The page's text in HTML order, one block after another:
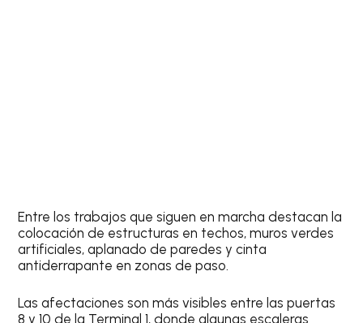
Entre los trabajos que siguen en marcha destacan la
colocación de estructuras en techos, muros verdes
artificiales, aplanado de paredes y cinta
antiderrapante en zonas de paso.
Las afectaciones son más visibles entre las puertas
8 y 10 de la Terminal 1, donde algunas escaleras